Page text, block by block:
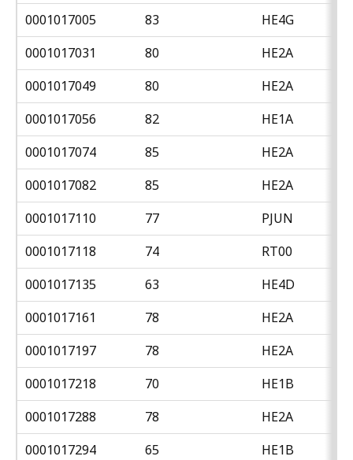
0001017005
83
HE4G
0001017031
80
HE2A
0001017049
80
HE2A
0001017056
82
HE1A
0001017074
85
HE2A
0001017082
85
HE2A
0001017110
77
PJUN
0001017118
74
RT00
0001017135
63
HE4D
0001017161
78
HE2A
0001017197
78
HE2A
0001017218
70
HE1B
0001017288
78
HE2A
0001017294
65
HE1B